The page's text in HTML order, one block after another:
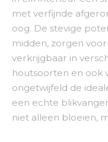
met verfijnde
oog. De stevige
midden, zorgen
verkrijgbaar in
houtsoorten en ook
ongetwijfeld de
een echte
niet alleen bloeien,